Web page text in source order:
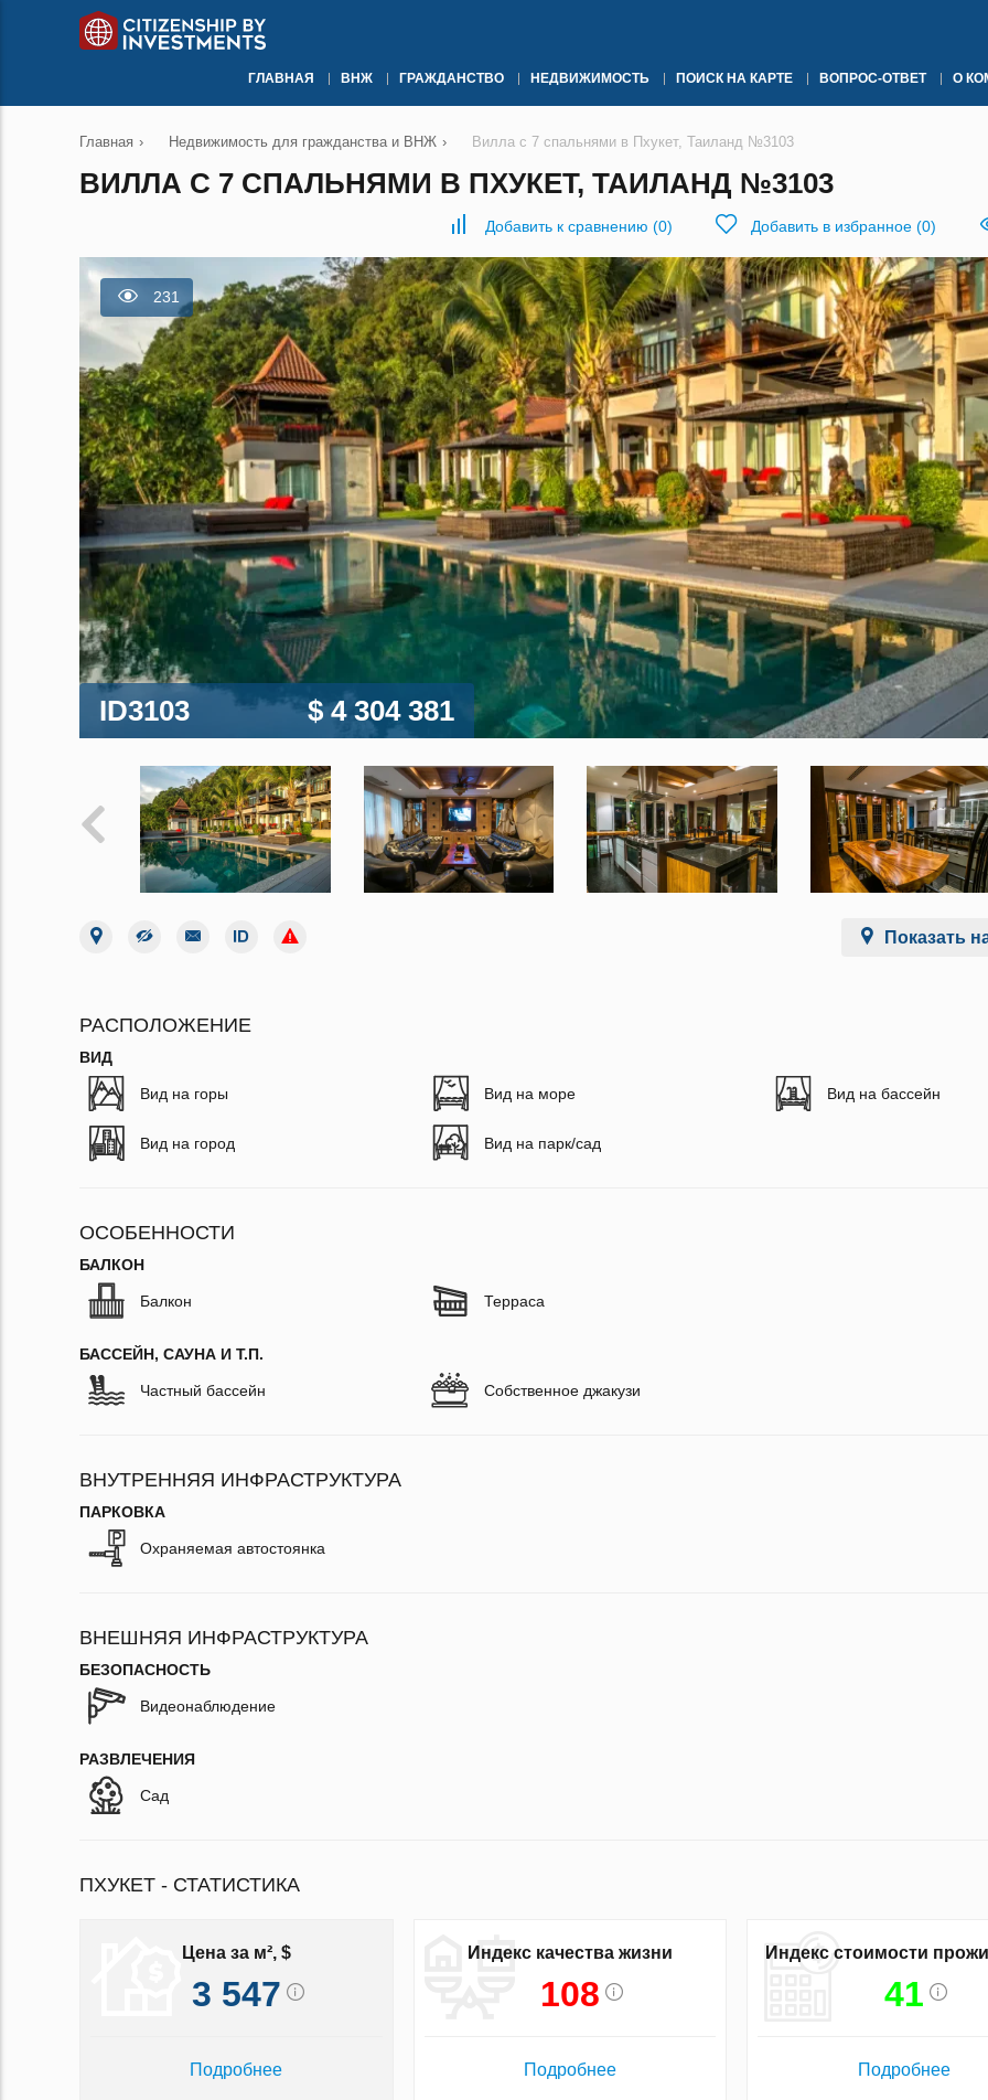
ГЛАВНАЯ ВНЖ ГРАЖДАНСТВО НЕДВИЖИМОСТЬ ПОИСК НА КАРТЕ ВОПРОС-ОТВЕТ О
Главная › Недвижимость для гражданства и ВНЖ › Вилла с 7 спальнями в Пхукет, Таиланд №3103
ВИЛЛА С 7 СПАЛЬНЯМИ В ПХУКЕТ, ТАИЛАНД №3103
Добавить к сравнению (0) Добавить в избранное (0)
231
ID3103 $ 4 304 381
Показать
РАСПОЛОЖЕНИЕ
ВИД
Вид на горы Вид на море Вид на бассейн
Вид на город Вид на парк/сад
ОСОБЕННОСТИ
БАЛКОН
Балкон Терраса
БАССЕЙН, САУНА И Т.П.
Частный бассейн Собственное джакузи
ВНУТРЕННЯЯ ИНФРАСТРУКТУРА
ПАРКОВКА
Охраняемая автостоянка
ВНЕШНЯЯ ИНФРАСТРУКТУРА
БЕЗОПАСНОСТЬ
Видеонаблюдение
РАЗВЛЕЧЕНИЯ
Сад
ПХУКЕТ - СТАТИСТИКА
Цена за м², $
3 547
Подробнее
Индекс качества жизни
108
Подробнее
Индекс стоимости
41
Подробнее